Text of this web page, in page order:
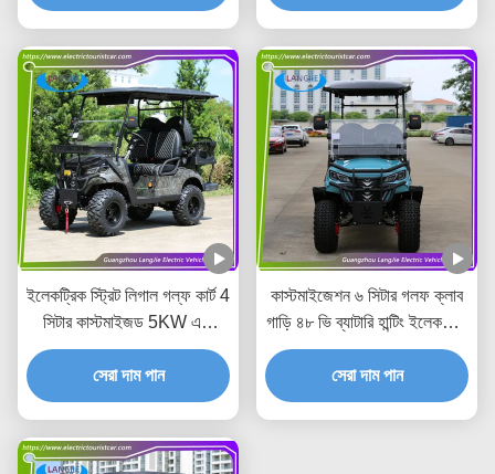
ইলেকট্রিক স্ট্রিট লিগাল গল্ফ কার্ট 4
সিটার কাস্টমাইজড 5KW এসি
মোটর অফ রোড শিকার কার্ট
সেরা দাম পান
কাস্টমাইজেশন ৬ সিটার গলফ ক্লাব
গাড়ি ৪৮ ভি ব্যাটারি হান্টিং ইলেকট্রিক
গলফ কার্ট অফ রোড
সেরা দাম পান